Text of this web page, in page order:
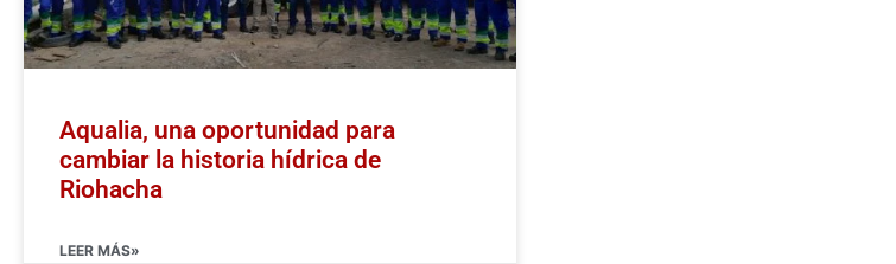
Aqualia, una oportunidad para
cambiar la historia hídrica de
Riohacha
LEER MÁS»